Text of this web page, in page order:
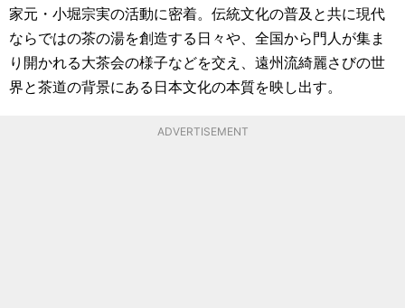
家元・小堀宗実の活動に密着。伝統文化の普及と共に現代
ならではの茶の湯を創造する日々や、全国から門人が集ま
り開かれる大茶会の様子などを交え、遠州流綺麗さびの世
界と茶道の背景にある日本文化の本質を映し出す。
ADVERTISEMENT